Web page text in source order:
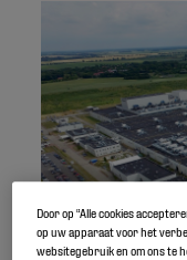
Door op “Alle cookies
op uw apparaat voor het
websitegebruik en om ons te